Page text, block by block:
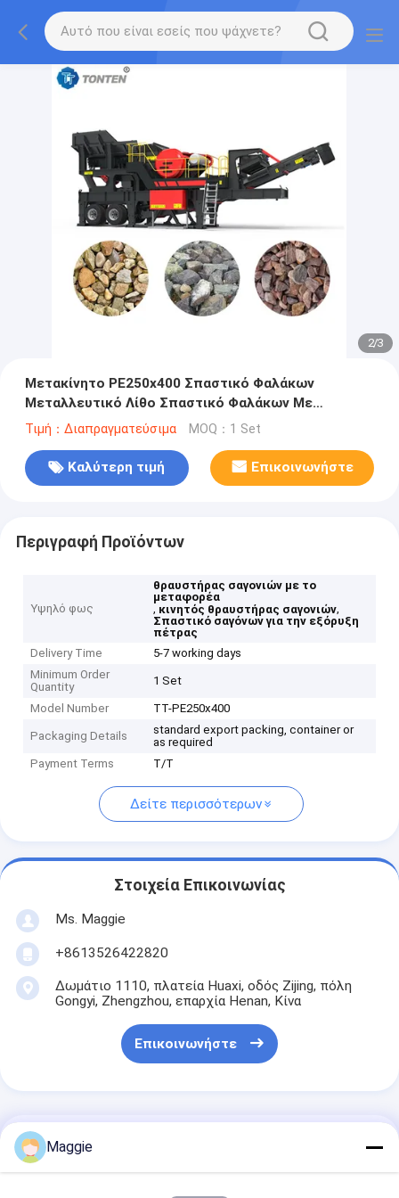
2/3
Μετακίνητο PE250x400 Σπαστικό Φαλάκων
Μεταλλευτικό Λίθο Σπαστικό Φαλάκων Με
Μεταγωγικό
Τιμή：Διαπραγματεύσιμα MOQ：1 Set
Καλύτερη τιμή Επικοινωνήστε
Περιγραφή Προϊόντων
Υψηλό φως
θραυστήρας σαγονιών με το
μεταφορέα
, κινητός θραυστήρας σαγονιών,
Σπαστικό σαγόνων για την εξόρυξη
πέτρας
Delivery Time
5-7 working days
Minimum Order
Quantity
1 Set
Model Number TT-PE250x400
Packaging Details
standard export packing, container or
as required
Payment Terms
T/T
Δείτε περισσότερων
Στοιχεία Επικοινωνίας
Ms. Maggie
+8613526422820
Δωμάτιο 1110, πλατεία Huaxi, οδός Zijing, πόλη
Gongyi, Zhengzhou, επαρχία Henan, Κίνα
Επικοινωνήστε
Αποκτήστε Την Καλύτερη Τιμή Για
Maggie